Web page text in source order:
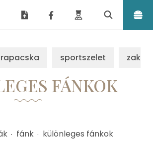
sportszelet
FÁNKOK
fánk különleges fánkok